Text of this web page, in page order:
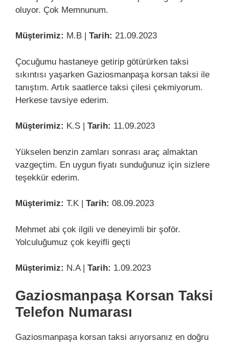
oluyor. Çok Memnunum.
Müşterimiz: M.B | Tarih: 21.09.2023
Çocuğumu hastaneye getirip götürürken taksi
sıkıntısı yaşarken Gaziosmanpaşa korsan taksi ile
tanıştım. Artık saatlerce taksi çilesi çekmiyorum.
Herkese tavsiye ederim.
Müşterimiz: K.S | Tarih: 11.09.2023
Yükselen benzin zamları sonrası araç almaktan
vazgeçtim. En uygun fiyatı sunduğunuz için sizlere
teşekkür ederim.
Müşterimiz: T.K | Tarih: 08.09.2023
Mehmet abi çok ilgili ve deneyimli bir şoför.
Yolculuğumuz çok keyifli geçti
Müşterimiz: N.A | Tarih: 1.09.2023
Gaziosmanpaşa Korsan Taksi
Telefon Numarası
Gaziosmanpaşa korsan taksi arıyorsanız en doğru